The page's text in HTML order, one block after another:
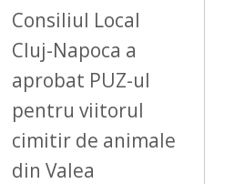
Consiliul Local
Cluj-Napoca a
aprobat PUZ-ul
pentru viitorul
cimitir de animale
din Valea